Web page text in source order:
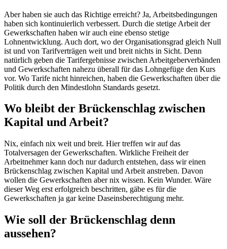
Aber haben sie auch das Richtige erreicht? Ja, Arbeitsbedingungen
haben sich kontinuierlich verbessert. Durch die stetige Arbeit der
Gewerkschaften haben wir auch eine ebenso stetige
Lohnentwicklung. Auch dort, wo der Organisationsgrad gleich Null
ist und von Tarifverträgen weit und breit nichts in Sicht. Denn
natürlich geben die Tarifergebnisse zwischen Arbeitgeberverbänden
und Gewerkschaften nahezu überall für das Lohngefüge den Kurs
vor. Wo Tarife nicht hinreichen, haben die Gewerkschaften über die
Politik durch den Mindestlohn Standards gesetzt.
Wo bleibt der Brückenschlag zwischen
Kapital und Arbeit?
Nix, einfach nix weit und breit. Hier treffen wir auf das
Totalversagen der Gewerkschaften. Wirkliche Freiheit der
Arbeitnehmer kann doch nur dadurch entstehen, dass wir einen
Brückenschlag zwischen Kapital und Arbeit anstreben. Davon
wollen die Gewerkschaften aber nix wissen. Kein Wunder. Wäre
dieser Weg erst erfolgreich beschritten, gäbe es für die
Gewerkschaften ja gar keine Daseinsberechtigung mehr.
Wie soll der Brückenschlag denn
aussehen?